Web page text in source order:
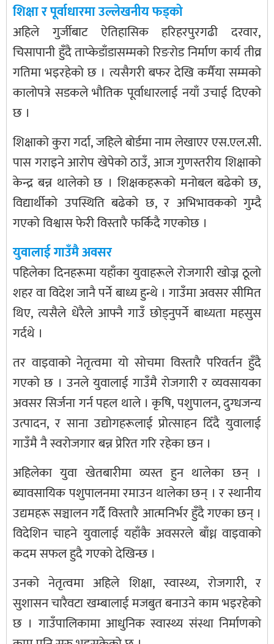
शिक्षा र पूर्वाधारमा उल्लेखनीय फड्को
अहिले गुर्जीबाट ऐतिहासिक हरिहरपुरगढी दरवार,
चिसापानी हुँदै ताप्केडाँडासम्मको रिङरोड निर्माण कार्य तीव्र
गतिमा भइरहेको छ । त्यसैगरी बफर देखि कर्मैया सम्मको
कालोपत्रे सडकले भौतिक पूर्वाधारलाई नयाँ उचाई दिएको
छ ।
शिक्षाको कुरा गर्दा, जहिले बोर्डमा नाम लेखाएर एस.एल.सी.
पास गराइने आरोप खेपेको ठाउँ, आज गुणस्तरीय शिक्षाको
केन्द्र बन्न थालेको छ । शिक्षकहरूको मनोबल बढेको छ,
विद्यार्थीको उपस्थिति बढेको छ, र अभिभावकको गुम्दै
गएको विश्वास फेरी विस्तारै फर्किदै गएकोछ ।
युवालाई गाउँमै अवसर
पहिलेका दिनहरूमा यहाँका युवाहरूले रोजगारी खोज्न ठूलो
शहर वा विदेश जानै पर्ने बाध्य हुन्थे । गाउँमा अवसर सीमित
थिए, त्यसैले धेरैले आफ्नै गाउँ छोड्नुपर्ने बाध्यता महसुस
गर्दथे ।
तर वाइवाको नेतृत्वमा यो सोचमा विस्तारै परिवर्तन हुँदै
गएको छ । उनले युवालाई गाउँमै रोजगारी र व्यवसायका
अवसर सिर्जना गर्न पहल थाले । कृषि, पशुपालन, दुग्धजन्य
उत्पादन, र साना उद्योगहरूलाई प्रोत्साहन दिँदै युवालाई
गाउँमै नै स्वरोजगार बन्न प्रेरित गरि रहेका छन ।
अहिलेका युवा खेतबारीमा व्यस्त हुन थालेका छन् ।
ब्यावसायिक पशुपालनमा रमाउन थालेका छन् । र स्थानीय
उद्यमहरू सञ्चालन गर्दै विस्तारै आत्मनिर्भर हुँदै गएका छन् ।
विदेशिन चाहने युवालाई यहाँकै अवसरले बाँध्न वाइवाको
कदम सफल हुदै गएको देखिन्छ ।
उनको नेतृत्वमा अहिले शिक्षा, स्वास्थ्य, रोजगारी, र
सुशासन चारैवटा खम्बालाई मजबुत बनाउने काम भइरहेको
छ । गाउँपालिकामा आधुनिक स्वास्थ्य संस्था निर्माणको